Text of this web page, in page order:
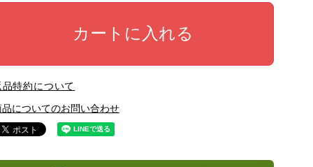
カートに入れる
品特約について
品についてのお問い合わせ